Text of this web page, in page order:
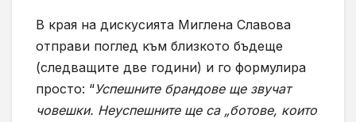
В края на дискусията Миглена Славова
отправи поглед към близкото бъдеще
(следващите две години) и го формулира
просто: “Успешните брандове ще звучат
човешки. Неуспешните ще са „ботове, които